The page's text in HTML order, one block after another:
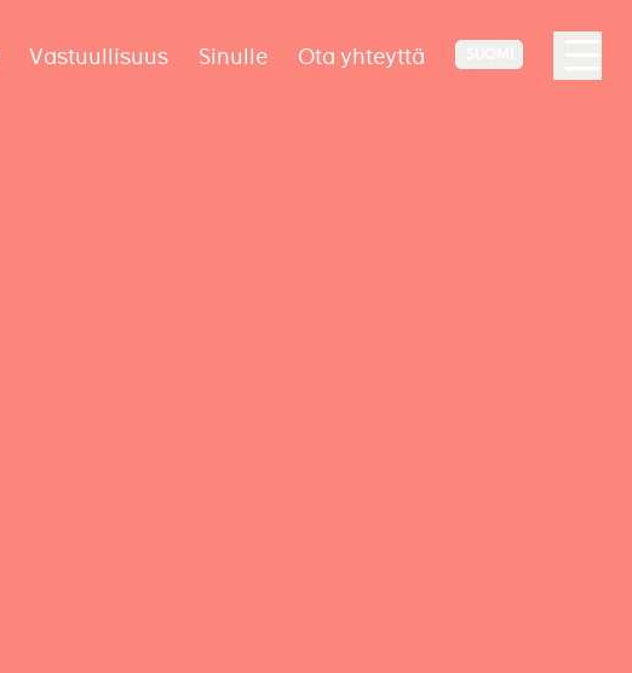
Vastuullisuus Sinulle Ota yhteyttä